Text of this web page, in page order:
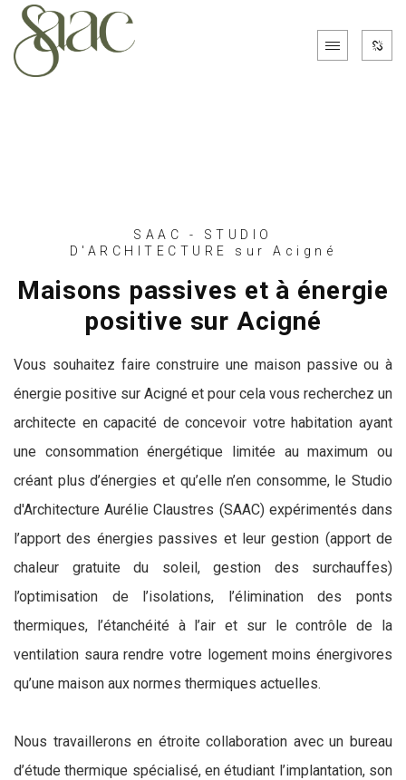
SAAC - STUDIO
D'ARCHITECTURE sur Acigné
Maisons passives et à énergie
positive sur Acigné
Vous souhaitez faire construire une maison passive ou à
énergie positive sur Acigné et pour cela vous recherchez un
architecte en capacité de concevoir votre habitation ayant
une consommation énergétique limitée au maximum ou
créant plus d’énergies et qu’elle n’en consomme, le Studio
d'Architecture Aurélie Claustres (SAAC) expérimentés dans
l’apport des énergies passives et leur gestion (apport de
chaleur gratuite du soleil, gestion des surchauffes)
l’optimisation de l’isolations, l’élimination des ponts
thermiques, l’étanchéité à l’air et sur le contrôle de la
ventilation saura rendre votre logement moins énergivores
qu’une maison aux normes thermiques actuelles.
Nous travaillerons en étroite collaboration avec un bureau
d’étude thermique spécialisé, en étudiant l’implantation, son